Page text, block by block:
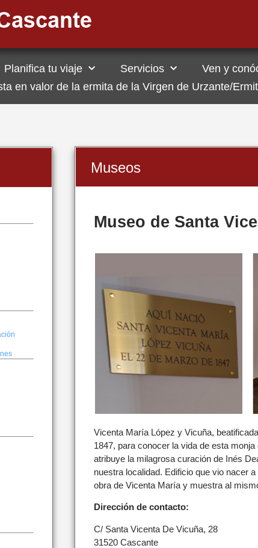
Planifica tu viaje Servicios Ven y
en valor de la ermita de la Virgen de Urzante/
Museos
Museo de Santa
Vicenta María López y Vicuña,
1847, para conocer la vida de esta
atribuye la milagrosa curación de Inés
nuestra localidad. Edificio que vio nacer
obra de Vicenta María y muestra al
Dirección de contacto:
C/ Santa Vicenta De Vicuña, 28
31520 Cascante